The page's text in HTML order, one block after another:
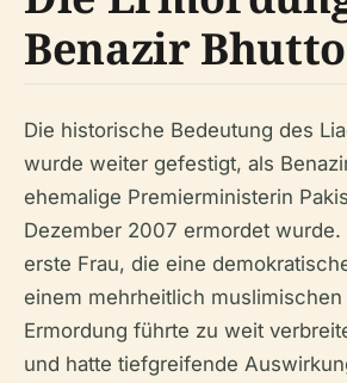
Benazir Bhutto
Die historische Bedeutung des
wurde weiter gefestigt, als
ehemalige Premierministerin
Dezember 2007 ermordet wurde.
erste Frau, die eine
einem mehrheitlich
Ermordung führte zu weit
und hatte tiefgreifende